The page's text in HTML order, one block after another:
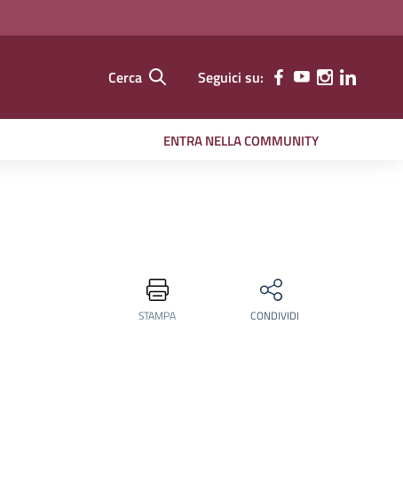
Cerca Seguici su:
ENTRA NELLA COMMUNITY
STAMPA CONDIVIDI